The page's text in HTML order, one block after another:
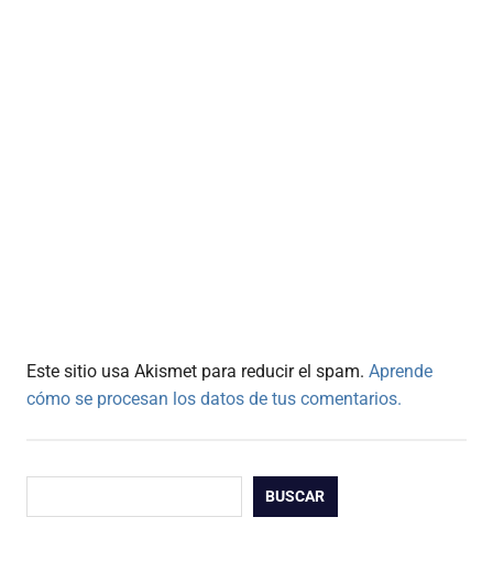
Este sitio usa Akismet para reducir el spam. Aprende
cómo se procesan los datos de tus comentarios.
BUSCAR